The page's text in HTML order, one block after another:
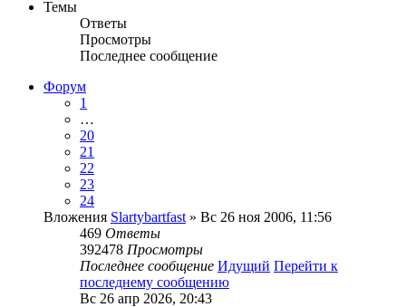
Темы
Ответы
Просмотры
Последнее сообщение
Форум
1
…
20
21
22
23
24
Вложения Slartybartfast » Вс 26 ноя 2006, 11:56
469 Ответы
392478 Просмотры
Последнее сообщение Идущий Перейти к
последнему сообщению
Вс 26 апр 2026, 20:43